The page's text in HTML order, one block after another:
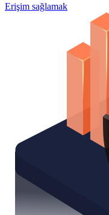
Erişim sağlamak